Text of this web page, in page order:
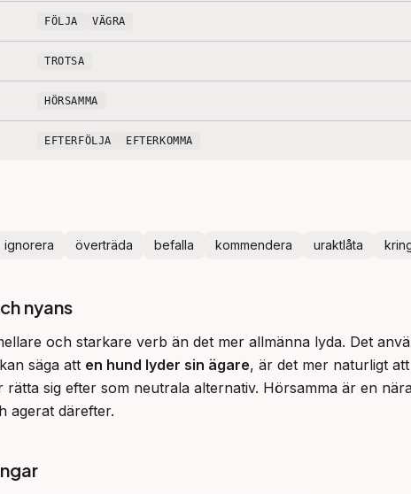
FÖLJA VÄGRA
TROTSA
HÖRSAMMA
EFTERFÖLJA EFTERKOMMA
ignorera överträda befalla kommendera uraktlåta
nyans
och starkare verb än det mer allmänna lyda. Det
säga att en hund lyder sin ägare, är det mer naturligt
rätta sig efter som neutrala alternativ. Hörsamma är en
agerat därefter.